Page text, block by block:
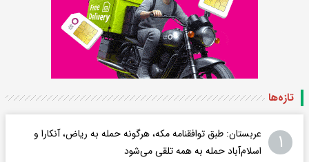
تازه‌ها
۱
عربستان: طبق توافقنامه مکه، هرگونه حمله به ریاض، آنکارا و
اسلام‌آباد حمله به همه تلقی می‌شود